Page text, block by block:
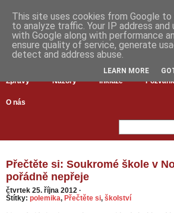
Zprávy Názory Inkluze
O nás
Přečtěte si: Soukromé škole v
pořádně nepřeje
čtvrtek 25. října 2012 ·
Štítky: polemika, Přečtěte si, školství
This site uses cookies from Google
to analyze traffic. Your IP address and
with Google along with performance
ensure quality of service, generate
detect and address abuse.
LEARN MORE